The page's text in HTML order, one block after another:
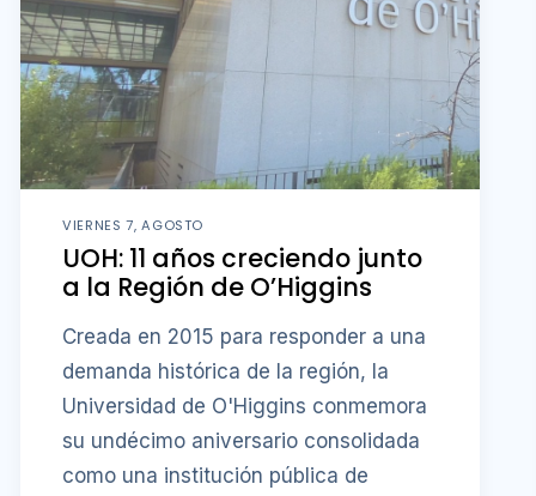
VIERNES 7, AGOSTO
UOH: 11 años creciendo junto
a la Región de O’Higgins
Creada en 2015 para responder a una
demanda histórica de la región, la
Universidad de O'Higgins conmemora
su undécimo aniversario consolidada
como una institución pública de